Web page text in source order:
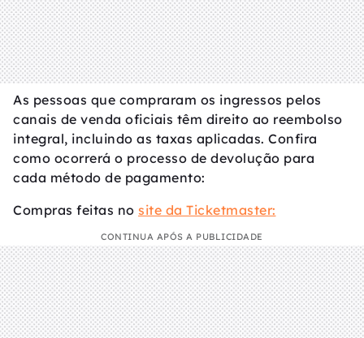
As pessoas que compraram os ingressos pelos
canais de venda oficiais têm direito ao reembolso
integral, incluindo as taxas aplicadas. Confira
como ocorrerá o processo de devolução para
cada método de pagamento:
Compras feitas no site da Ticketmaster:
CONTINUA APÓS A PUBLICIDADE